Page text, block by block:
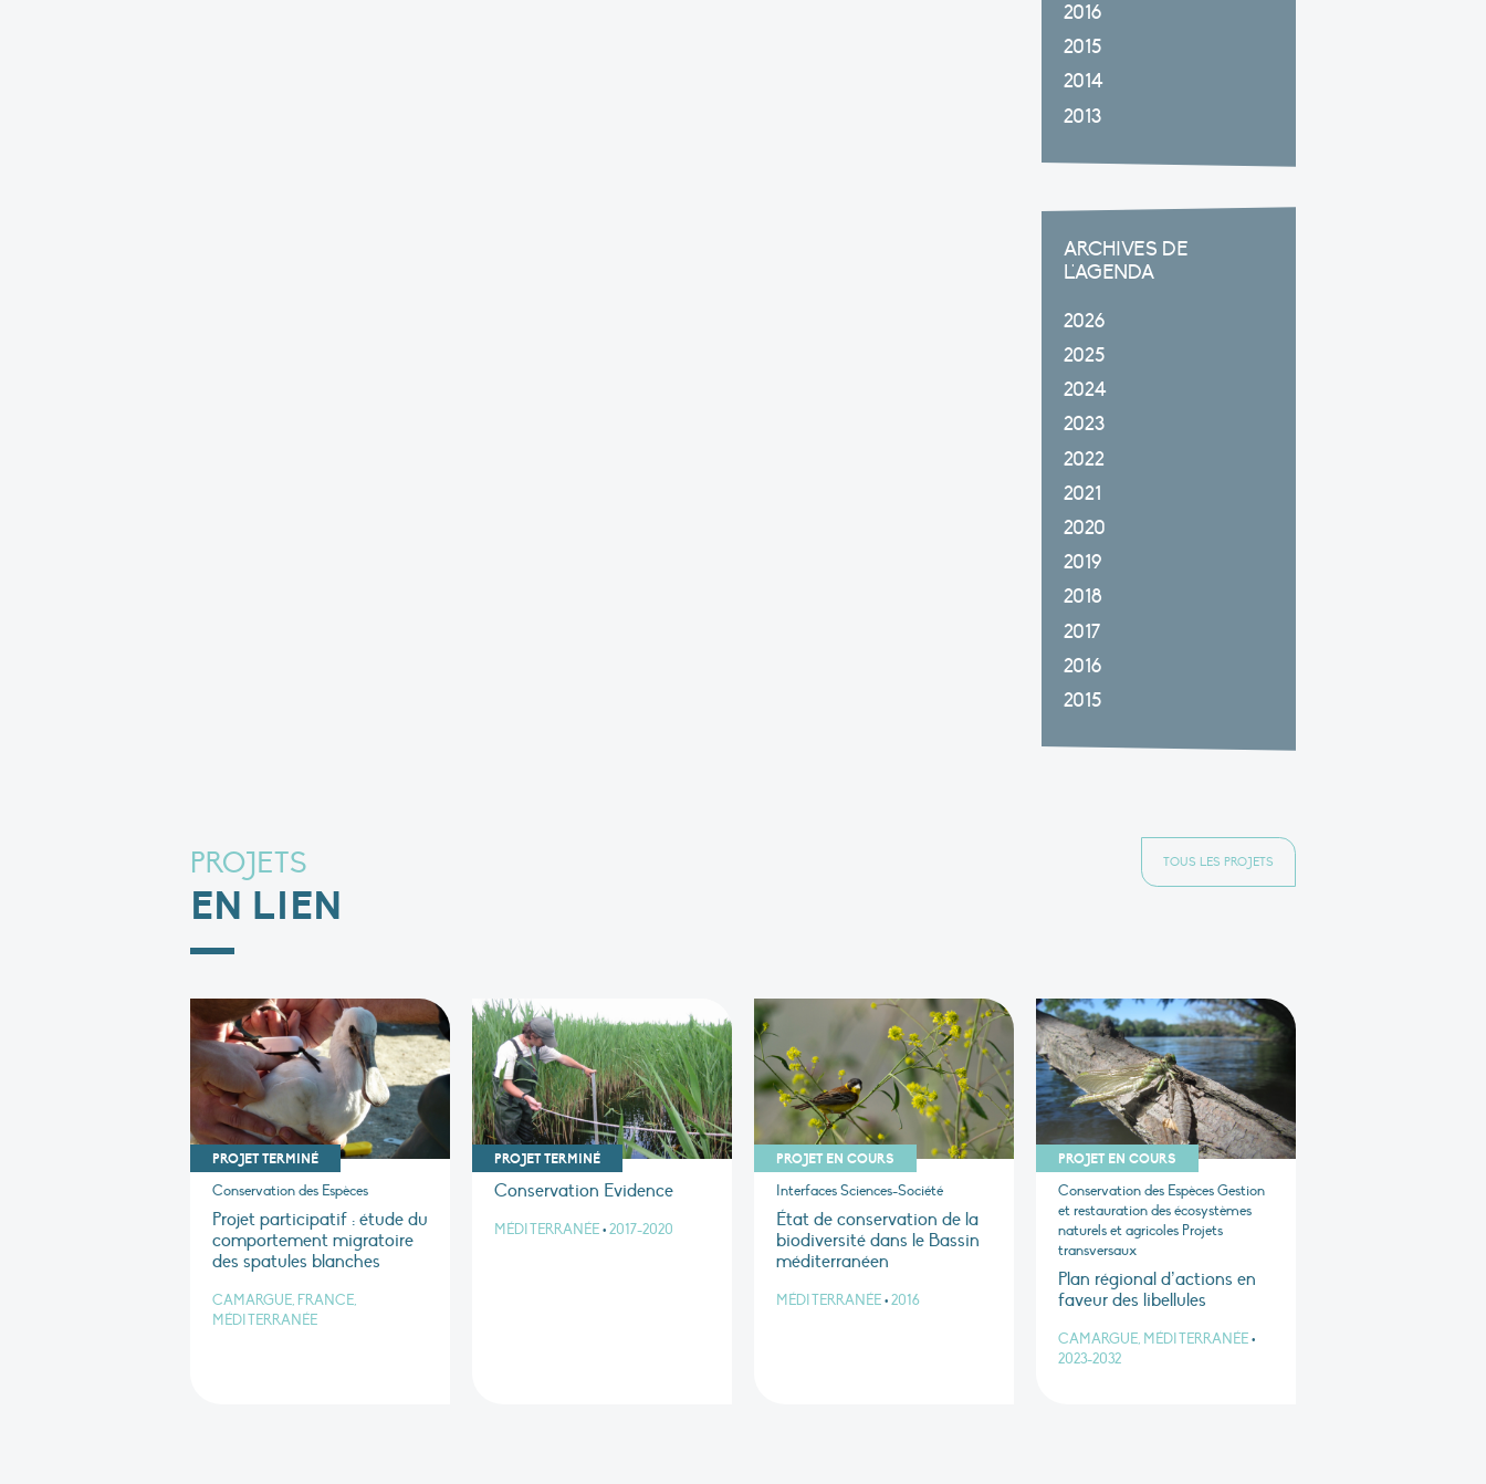
2016
2015
2014
2013
ARCHIVES DE
L'AGENDA
2026
2025
2024
2023
2022
2021
2020
2019
2018
2017
2016
2015
PROJETS
EN LIEN
TOUS LES PROJETS
PROJET TERMINÉ
Conservation des Espèces
Projet participatif : étude du
comportement migratoire
des spatules blanches
CAMARGUE, FRANCE,
MÉDITERRANÉE
PROJET TERMINÉ
Conservation Evidence
MÉDITERRANÉE•2017-2020
PROJET EN COURS
Interfaces Sciences-Société
État de conservation de la
biodiversité dans le Bassin
méditerranéen
MÉDITERRANÉE•2016
PROJET EN COURS
Conservation des Espèces Gestion
et restauration des écosystèmes
naturels et agricoles Projets
transversaux
Plan régional d’actions en
faveur des libellules
CAMARGUE, MÉDITERRANÉE•
2023-2032